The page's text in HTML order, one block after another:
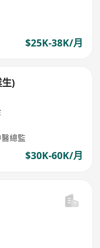
$25K-38K/月
)
總監
$30K-60K/月